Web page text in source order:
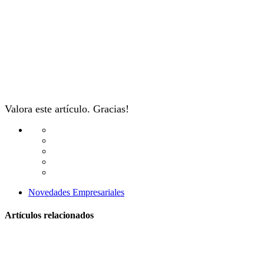
Valora este artículo. Gracias!
Novedades Empresariales
Artículos relacionados